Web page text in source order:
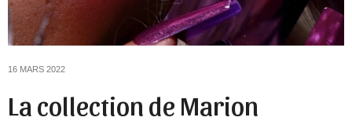
16 MARS 2022
La collection de Marion